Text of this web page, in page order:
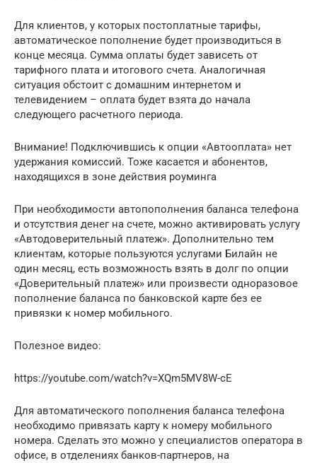
Для клиентов, у которых постоплатные тарифы,
автоматическое пополнение будет производиться в
конце месяца. Сумма оплаты будет зависеть от
тарифного плата и итогового счета. Аналогичная
ситуация обстоит с домашним интернетом и
телевидением – оплата будет взята до начала
следующего расчетного периода.
Внимание! Подключившись к опции «Автооплата» нет
удержания комиссий. Тоже касается и абонентов,
находящихся в зоне действия роуминга
При необходимости автопополнения баланса телефона
и отсутствия денег на счете, можно активировать услугу
«Автодоверительный платеж». Дополнительно тем
клиентам, которые пользуются услугами Билайн не
один месяц, есть возможность взять в долг по опции
«Доверительный платеж» или произвести одноразовое
пополнение баланса по банковской карте без ее
привязки к номер мобильного.
Полезное видео:
https://youtube.com/watch?v=XQm5MV8W-cE
Для автоматического пополнения баланса телефона
необходимо привязать карту к номеру мобильного
номера. Сделать это можно у специалистов оператора в
офисе, в отделениях банков-партнеров, на